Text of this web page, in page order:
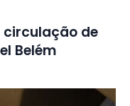
circulação de
Belém